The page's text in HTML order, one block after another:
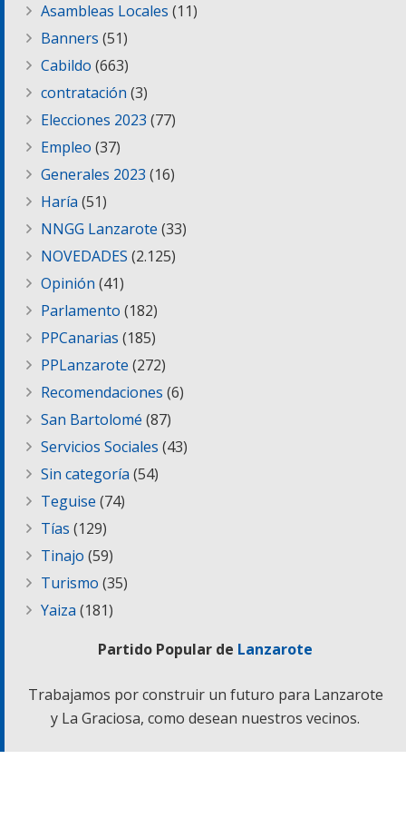
Asambleas Locales (11)
Banners (51)
Cabildo (663)
contratación (3)
Elecciones 2023 (77)
Empleo (37)
Generales 2023 (16)
Haría (51)
NNGG Lanzarote (33)
NOVEDADES (2.125)
Opinión (41)
Parlamento (182)
PPCanarias (185)
PPLanzarote (272)
Recomendaciones (6)
San Bartolomé (87)
Servicios Sociales (43)
Sin categoría (54)
Teguise (74)
Tías (129)
Tinajo (59)
Turismo (35)
Yaiza (181)
Partido Popular de Lanzarote
Trabajamos por construir un futuro para Lanzarote
y La Graciosa, como desean nuestros vecinos.